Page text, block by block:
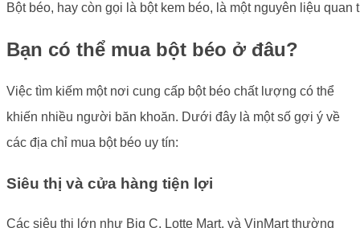
Bột béo, hay còn gọi là bột kem béo, là một nguyên liệu
Bạn có thể mua bột béo ở đâu?
Việc tìm kiếm một nơi cung cấp bột béo chất lượng có thể
khiến nhiều người băn khoăn. Dưới đây là một số gợi ý về
các địa chỉ mua bột béo uy tín:
Siêu thị và cửa hàng tiện lợi
Các siêu thị lớn như Big C, Lotte Mart, và VinMart thường